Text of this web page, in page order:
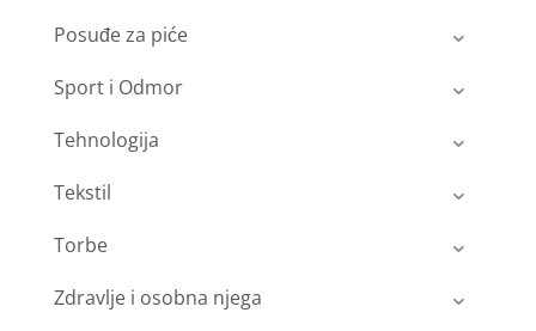
Posuđe za piće
Sport i Odmor
Tehnologija
Tekstil
Torbe
Zdravlje i osobna njega